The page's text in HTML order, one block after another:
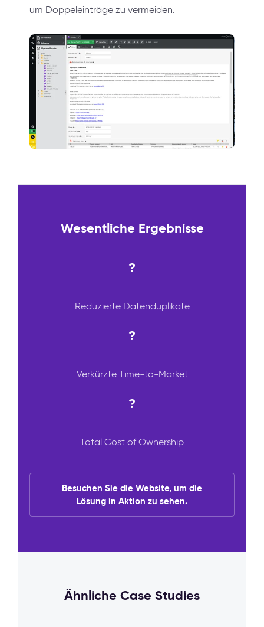
um Doppeleinträge zu vermeiden.
Wesentliche Ergebnisse
?
Reduzierte Datenduplikate
?
Verkürzte Time-to-Market
?
Total Cost of Ownership
Besuchen Sie die Website, um die
Lösung in Aktion zu sehen.
Ähnliche Case Studies